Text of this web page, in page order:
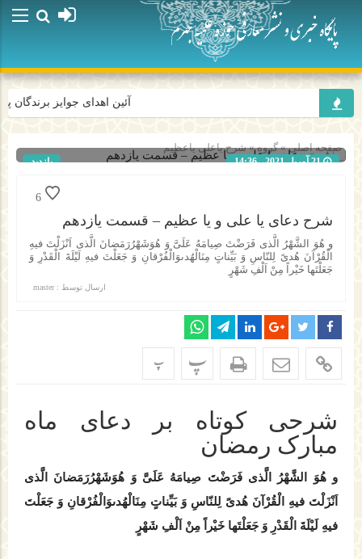
آئین اهدای جوایز برندگان
صفحه اصلی» گروه »شرح یاعلی یاعظیم
21 آوریل 2021 - 14:36
بازدید
6
شرح دعای یا علی و یا عظیم – قسمت یازدهم
و هُوَ الشَّهْرُ الَّذى فَرَضْتَ صِيامَهُ عَلَىَّ وَ هُوَشَهْرُرَمَضانَ الَّذى اَنْزَلْتَ فيهِ
الْقُرْآنَ هُدىً لِلنّاسِ وَ بَيِّناتٍ مِنَالْهُدىوَالْفُرْقانِ وَ جَعَلْتَ فيهِ لَيْلَةَ الْقَدْرِ وَ
جَعَلْتَها خَيْراً مِنْ اَلْفِ شَهْرٍ
ارسال توسط :master
پ پ
شرحی کوتاه بر دعای ماه
مبارک رمضان
و هُوَ الشَّهْرُ الَّذى فَرَضْتَ صِيامَهُ عَلَىَّ وَ هُوَشَهْرُرَمَضانَ الَّذى
اَنْزَلْتَ فيهِ الْقُرْآنَ هُدىً لِلنّاسِ وَ بَيِّناتٍ مِنَالْهُدىوَالْفُرْقانِ وَ جَعَلْتَ
فيهِ لَيْلَةَ الْقَدْرِ وَ جَعَلْتَها خَيْراً مِنْ اَلْفِ شَهْرٍ